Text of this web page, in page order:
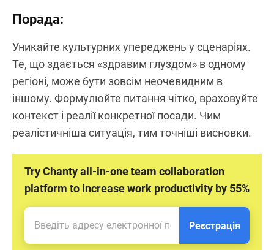
Порада:
Уникайте культурних упереджень у сценаріях.
Те, що здається «здравим глуздом» в одному
регіоні, може бути зовсім неочевидним в
іншому. Формулюйте питання чітко, враховуйте
контекст і реалії конкретної посади. Чим
реалістичніша ситуація, тим точніші висновки.
Try Chanty all-in-one team collaboration
platform to increase work productivity by 55%
Реєстрація